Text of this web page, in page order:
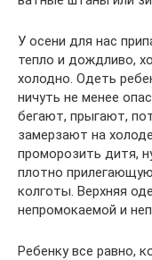
У осени для нас
тепло и дождливо,
холодно. Одеть
ничуть не менее
бегают, прыгают,
замерзают на
проморозить дитя,
плотно
колготы. Верхняя
непромокаемой и
Ребенку все равно,